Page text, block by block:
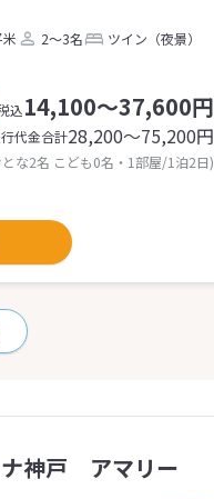
米 2～3名
ツイン（夜景）
込14,100～37,600円
代金合計28,200〜75,200円
とな2名 こども0名・1部屋/1泊2日)
神戸 アマリー